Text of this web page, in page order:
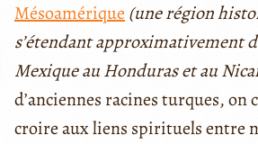
Mésoamérique (une région
s’étendant approximativement
Mexique au Honduras et au
d’anciennes racines turques, on
croire aux liens spirituels entre